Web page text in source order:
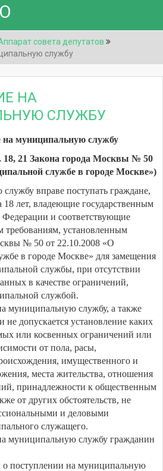
совета депутатов
службу
НА
СЛУЖБУ
на муниципальную службу
18, 21 Закона города Москвы № 50
службе в городе Москве»)
вправе поступать граждане,
18 лет, владеющие государственным
Федерации и соответствующие
установленным
№ 50 от 22.10.2008 «О
в городе Москве» для замещения
службы, при отсутствии
в качестве ограничений,
службой.
муниципальную службу, а также
не допускается установление каких
или косвенных ограничений или
от пола, расы,
имущественного и
места жительства, отношения
принадлежности к общественным
от других обстоятельств, не
и деловыми
служащего.
муниципальную службу гражданин
о поступлении на муниципальную